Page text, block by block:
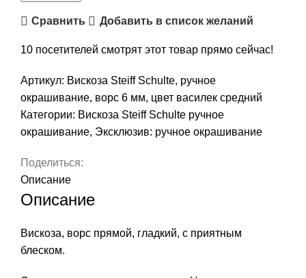
ручное
6
мм,
цвет
василек
Сравнить Добавить в список желаний
10 посетителей смотрят этот товар прямо сейчас!
Артикул: Вискоза Steiff Schulte, ручное
окрашивание, ворс 6 мм, цвет василек средний
Категории: Вискоза Steiff Schulte ручное
окрашивание, Эксклюзив: ручное окрашивание
Поделиться:
Описание
Описание
Вискоза, ворс прямой, гладкий, с приятным
блеском.